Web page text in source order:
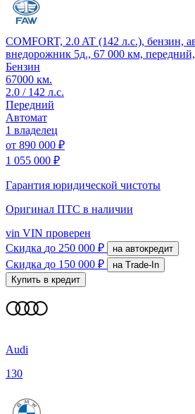
COMFORT, 2.0 AT (142 л.с.), бензин,
внедорожник 5д., 67 000 км,
Бензин
67000 км.
2.0 / 142 л.с.
Передний
Автомат
1 владелец
от 890 000 ₽
1 055 000 ₽
Гарантия юридической чистоты
Оригинал ПТС в наличии
vin VIN проверен
Скидка до 250 000 ₽ на автокредит
Скидка до 150 000 ₽
на Trade-In
Купить в кредит
Audi
130